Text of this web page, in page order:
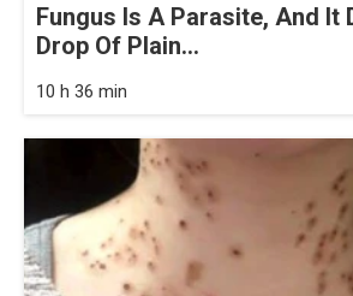
Fungus Is A Parasite, And It
Drop Of Plain...
10 h 36 min